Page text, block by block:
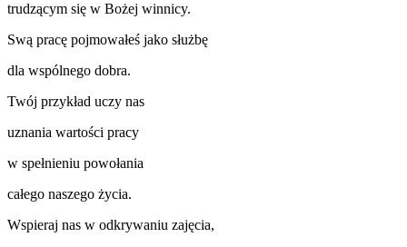
trudzącym się w Bożej winnicy.
Swą pracę pojmowałeś jako służbę
dla wspólnego dobra.
Twój przykład uczy nas
uznania wartości pracy
w spełnieniu powołania
całego naszego życia.
Wspieraj nas w odkrywaniu zajęcia,